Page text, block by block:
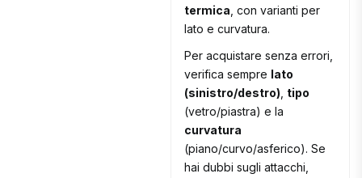
termica , con varianti per
lato e curvatura.
Per acquistare senza errori,
verifica sempre lato
(sinistro/destro) tipo
(vetro/piastra) e la
curvatura
(piano/curvo/asferico). Se
hai dubbi sugli attacchi,